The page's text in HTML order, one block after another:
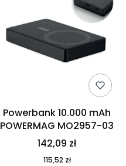
Powerbank 10.000 mAh
POWERMAG MO2957-03
142,09 zł
115,52 zł